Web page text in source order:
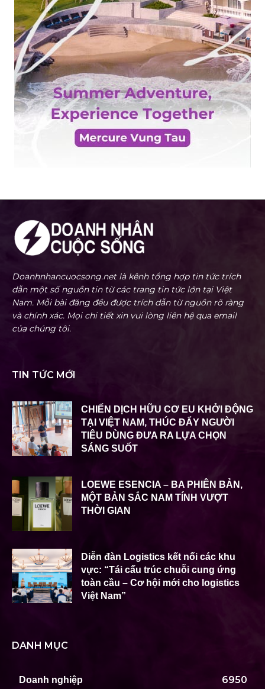
Doanhnhancuocsong.net là kênh tổng hợp tin tức trích
dẫn một số nguồn tin từ các trang tin tức lớn tại Việt
Nam. Mỗi bài đăng đều được trích dẫn từ nguồn rõ ràng
và chính xác. Mọi chi tiết xin vui lòng liên hệ qua email
của chúng tôi.
TIN TỨC MỚI
CHIẾN DỊCH HỮU CƠ EU KHỞI ĐỘNG
TẠI VIỆT NAM, THÚC ĐẨY NGƯỜI
TIÊU DÙNG ĐƯA RA LỰA CHỌN
SÁNG SUỐT
LOEWE ESENCIA – BA PHIÊN BẢN,
MỘT BẢN SẮC NAM TÍNH VƯỢT
THỜI GIAN
Diễn đàn Logistics kết nối các khu
vực: “Tái cấu trúc chuỗi cung ứng
toàn cầu – Cơ hội mới cho logistics
Việt Nam”
DANH MỤC
Doanh nghiệp 6950